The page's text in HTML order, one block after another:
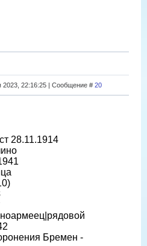
2023, 22:16:25 | Сообщение # 20
28.11.1914
Бремен -